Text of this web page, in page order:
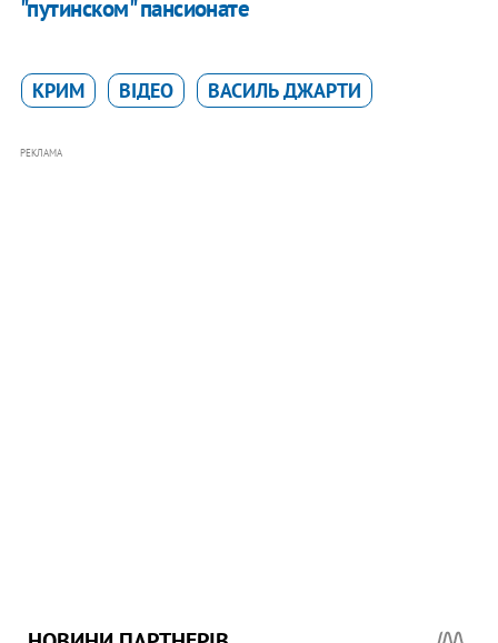
"путинском" пансионате
КРИМ ВІДЕО ВАСИЛЬ ДЖАРТИ
РЕКЛАМА